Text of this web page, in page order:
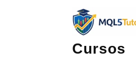
Cursos